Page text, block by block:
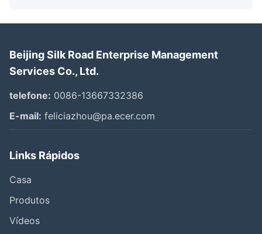
Beijing Silk Road Enterprise Management
Services Co., Ltd.
telefone: 0086-13667332386
E-mail: feliciazhou@pa.ecer.com
Links Rápidos
Casa
Produtos
Vídeos